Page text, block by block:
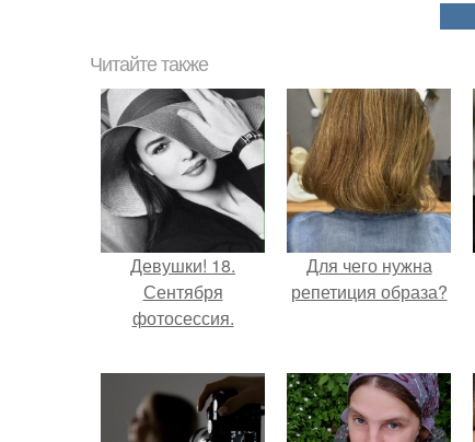
Читайте также
Девушки! 18.
Сентября
фотосессия.
Для чего нужна
репетиция образа?